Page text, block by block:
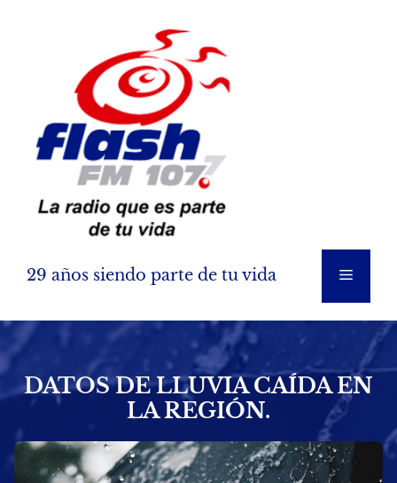
29 años siendo parte de tu vida Menú
DATOS DE LLUVIA CAÍDA EN
LA REGIÓN.